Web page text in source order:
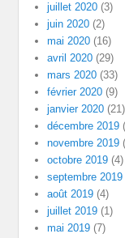
juillet 2020 (3)
juin 2020 (2)
mai 2020 (16)
avril 2020 (29)
mars 2020 (33)
février 2020 (9)
janvier 2020 (21)
décembre 2019
novembre 2019
octobre 2019 (4)
septembre 2019
août 2019 (4)
juillet 2019 (1)
mai 2019 (7)